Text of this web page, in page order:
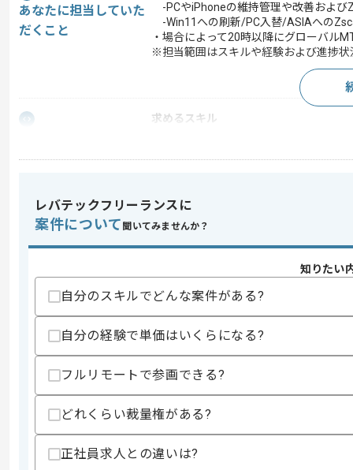
あなたに担当していた
だくこと
-PCやiPhoneの維持管理や改善およ
-Win11への刷新/PC入替/ASIAへの
・場合によって20時以降にグローバル
※担当範囲はスキルや経験および進捗
求めるスキル
歓迎スキル
・PC入替プロジェクトの実務経験
・未経験領域の課題に対しても積極的
・英語での会話、資料作成、議事録の実
スキルに不安がある方へ
上記に似た経験やスキルをお持ちであれば申
精算・お支払い
支払いサイト
レバテックフリーランスに
案件について 聞いてみませんか？
知りたい
自分のスキルでどんな案件がある?
自分の経験で単価はいくらになる?
フルリモートで参画できる?
どれくらい裁量権がある?
正社員求人との違いは?